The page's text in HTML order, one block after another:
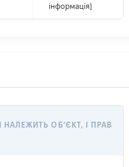
інформація]
ОБ’ЄКТ, І ПРАВ